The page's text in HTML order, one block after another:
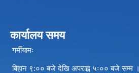
कार्यालय समय
गर्मीयामः
बिहान ९:०० बजे देखि अपराह्न ५ः०० बजे सम्म ।